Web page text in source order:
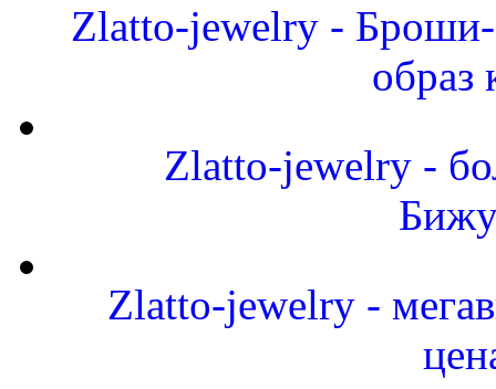
Zlatto-jewelry -
образ
Zlatto-jewelry -
Zlatto-jewelry -